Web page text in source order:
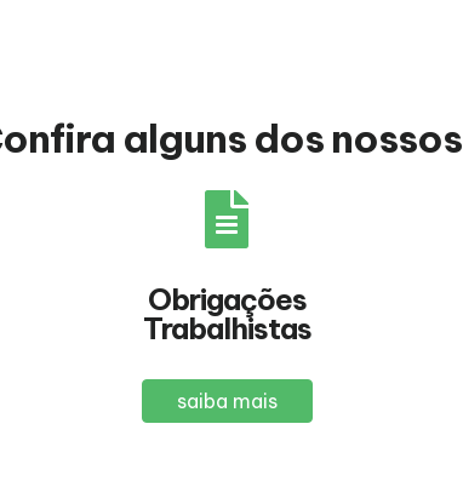
alguns dos nossos
Obrigações
Trabalhistas
saiba mais